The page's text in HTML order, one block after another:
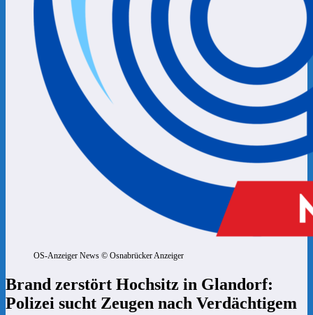
OS-Anzeiger News © Osnabrücker Anzeiger
Brand zerstört Hochsitz in Glandorf:
Polizei sucht Zeugen nach Verdächtigem